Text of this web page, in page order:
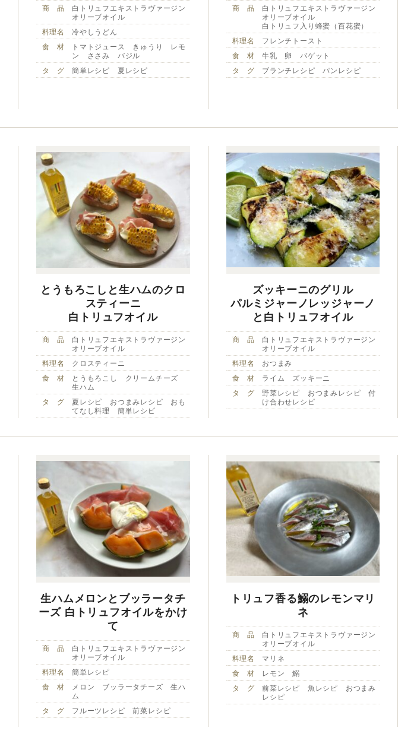
商 品
白トリュフエキストラヴァージン
オリーブオイル
料理名
冷やしうどん
食 材
トマトジュース きゅうり レモ
ン ささみ バジル
タ グ
簡単レシピ 夏レシピ
商 品
白トリュフエキストラヴァージン
オリーブオイル
白トリュフ入り蜂蜜（百花蜜）
料理名
フレンチトースト
食 材
牛乳 卵 バゲット
タ グ
ブランチレシピ パンレシピ
とうもろこしと生ハムのクロ
スティーニ
白トリュフオイル
商 品
白トリュフエキストラヴァージン
オリーブオイル
料理名
クロスティーニ
食 材
とうもろこし クリームチーズ
生ハム
タ グ
夏レシピ おつまみレシピ おも
てなし料理 簡単レシピ
ズッキーニのグリル
パルミジャーノレッジャーノ
と白トリュフオイル
商 品
白トリュフエキストラヴァージン
オリーブオイル
料理名
おつまみ
食 材
ライム ズッキーニ
タ グ
野菜レシピ おつまみレシピ 付
け合わせレシピ
生ハムメロンとブッラータチ
ーズ 白トリュフオイルをかけ
て
商 品
白トリュフエキストラヴァージン
オリーブオイル
料理名
簡単レシピ
食 材
メロン ブッラータチーズ 生ハ
ム
タ グ
フルーツレシピ 前菜レシピ
トリュフ香る鰯のレモンマリ
ネ
商 品
白トリュフエキストラヴァージン
オリーブオイル
料理名
マリネ
食 材
レモン 鰯
タ グ
前菜レシピ 魚レシピ おつまみ
レシピ